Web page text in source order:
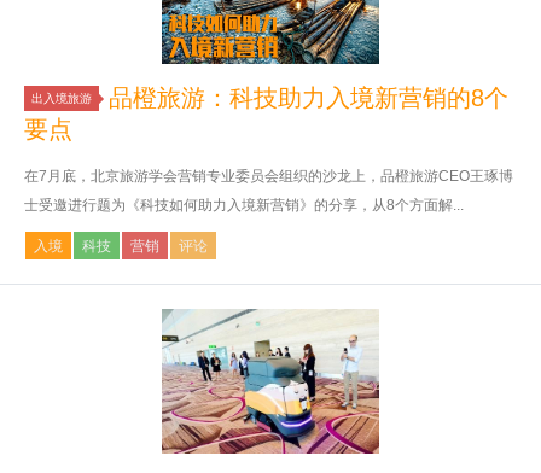
出入境旅游
品橙旅游：科技助力入境新营销的8个
要点
在7月底，北京旅游学会营销专业委员会组织的沙龙上，品橙旅游CEO王琢博
士受邀进行题为《科技如何助力入境新营销》的分享，从8个方面解...
入境 科技 营销 评论